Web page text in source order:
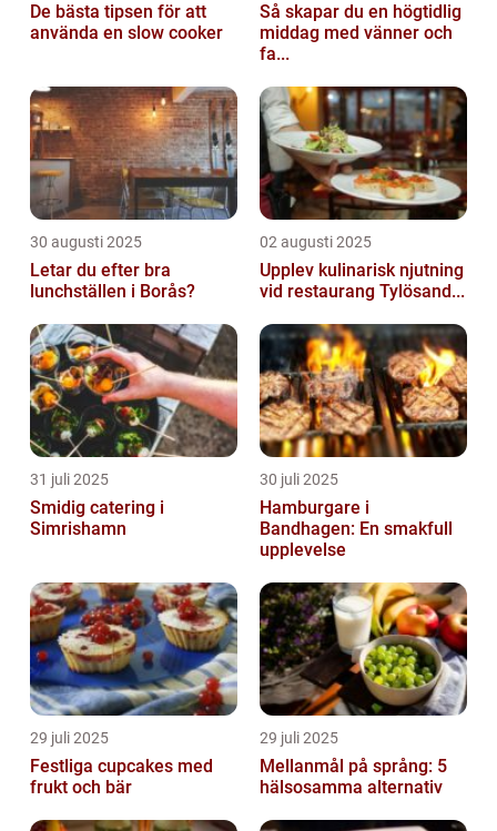
De bästa tipsen för att
använda en slow cooker
Så skapar du en högtidlig
middag med vänner och
fa...
30 augusti 2025
Letar du efter bra
lunchställen i Borås?
02 augusti 2025
Upplev kulinarisk njutning
vid restaurang Tylösand...
31 juli 2025
Smidig catering i
Simrishamn
30 juli 2025
Hamburgare i
Bandhagen: En smakfull
upplevelse
29 juli 2025
Festliga cupcakes med
frukt och bär
29 juli 2025
Mellanmål på språng: 5
hälsosamma alternativ